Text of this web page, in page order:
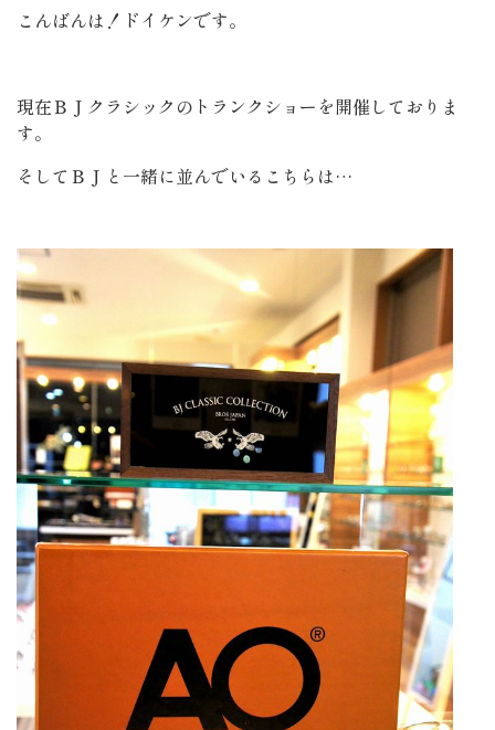
こんばんは！ドイケンです。
現在ＢＪクラシックのトランクショーを開催しておりま
す。
そしてＢＪと一緒に並んでいるこちらは…